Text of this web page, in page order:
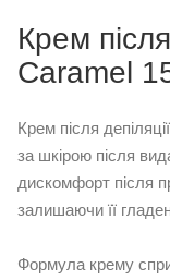
Крем
Caramel
Крем після
за шкірою після
дискомфорт після
залишаючи її
Формула крему